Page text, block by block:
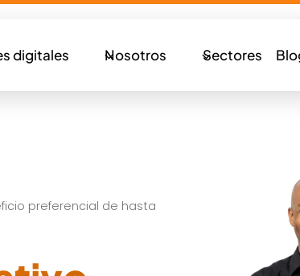
digitales Nosotros Sectores
preferencial de hasta